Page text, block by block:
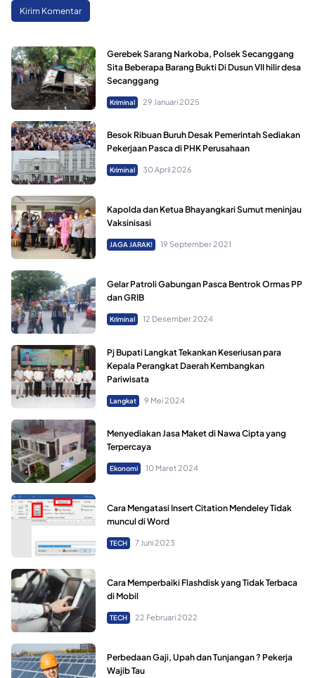
Gerebek Sarang Narkoba, Polsek Secanggang
Sita Beberapa Barang Bukti Di Dusun VII hilir desa
Secanggang
Kriminal 29 Januari 2025
Besok Ribuan Buruh Desak Pemerintah Sediakan
Pekerjaan Pasca di PHK Perusahaan
Kriminal 30 April 2026
Kapolda dan Ketua Bhayangkari Sumut meninjau
Vaksinisasi
JAGA JARAK! 19 September 2021
Gelar Patroli Gabungan Pasca Bentrok Ormas PP
dan GRIB
Kriminal 12 Desember 2024
Pj Bupati Langkat Tekankan Keseriusan para
Kepala Perangkat Daerah Kembangkan
Pariwisata
Langkat 9 Mei 2024
Menyediakan Jasa Maket di Nawa Cipta yang
Terpercaya
Ekonomi 10 Maret 2024
Cara Mengatasi Insert Citation Mendeley Tidak
muncul di Word
TECH 7 Juni 2023
Cara Memperbaiki Flashdisk yang Tidak Terbaca
di Mobil
TECH 22 Februari 2022
Perbedaan Gaji, Upah dan Tunjangan ? Pekerja
Wajib Tau